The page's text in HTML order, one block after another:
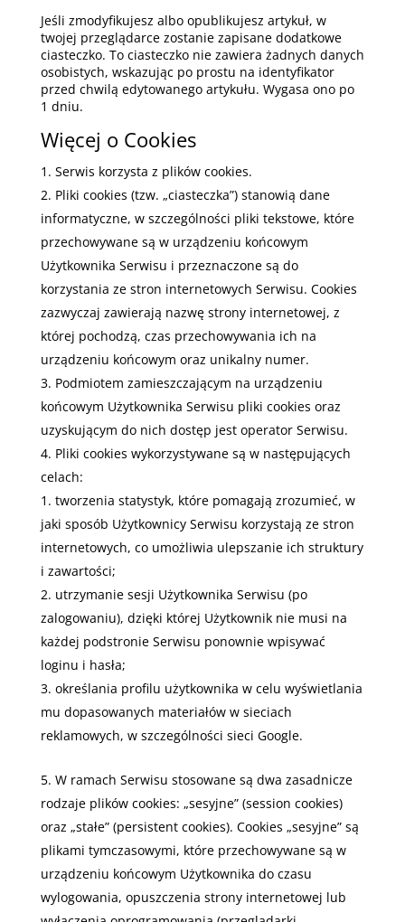
Jeśli zmodyfikujesz albo opublikujesz artykuł, w
twojej przeglądarce zostanie zapisane dodatkowe
ciasteczko. To ciasteczko nie zawiera żadnych danych
osobistych, wskazując po prostu na identyfikator
przed chwilą edytowanego artykułu. Wygasa ono po
1 dniu.
Więcej o Cookies
Serwis korzysta z plików cookies.
Pliki cookies (tzw. „ciasteczka”) stanowią dane
informatyczne, w szczególności pliki tekstowe, które
przechowywane są w urządzeniu końcowym
Użytkownika Serwisu i przeznaczone są do
korzystania ze stron internetowych Serwisu. Cookies
zazwyczaj zawierają nazwę strony internetowej, z
której pochodzą, czas przechowywania ich na
urządzeniu końcowym oraz unikalny numer.
Podmiotem zamieszczającym na urządzeniu
końcowym Użytkownika Serwisu pliki cookies oraz
uzyskującym do nich dostęp jest operator Serwisu.
Pliki cookies wykorzystywane są w następujących
celach:
tworzenia statystyk, które pomagają zrozumieć, w
jaki sposób Użytkownicy Serwisu korzystają ze stron
internetowych, co umożliwia ulepszanie ich struktury
i zawartości;
utrzymanie sesji Użytkownika Serwisu (po
zalogowaniu), dzięki której Użytkownik nie musi na
każdej podstronie Serwisu ponownie wpisywać
loginu i hasła;
określania profilu użytkownika w celu wyświetlania
mu dopasowanych materiałów w sieciach
reklamowych, w szczególności sieci Google.
W ramach Serwisu stosowane są dwa zasadnicze
rodzaje plików cookies: „sesyjne” (session cookies)
oraz „stałe” (persistent cookies). Cookies „sesyjne” są
plikami tymczasowymi, które przechowywane są w
urządzeniu końcowym Użytkownika do czasu
wylogowania, opuszczenia strony internetowej lub